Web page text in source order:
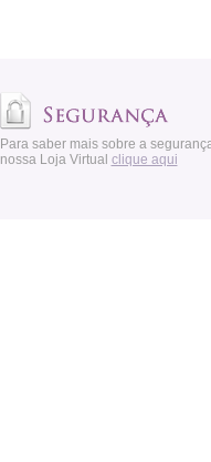
Para saber mais sobre a
nossa Loja Virtual clique aqui